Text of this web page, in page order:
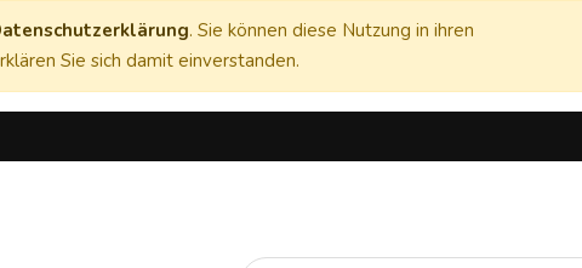
. Sie können diese Nutzung in ihren
Sie sich damit einverstanden.